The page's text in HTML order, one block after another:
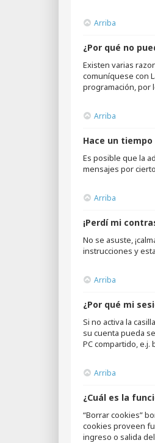
Arriba
¿Por qué no
Existen varias
comuníquese con
programación, por
Arriba
Hace un
Es posible que la
mensajes por
Arriba
¡Perdí mi
No se asuste,
instrucciones y
Arriba
¿Por qué mi
Si no activa la casilla
su cuenta pueda
PC compartido,
Arriba
¿Cuál es la
“Borrar cookies”
cookies proveen
ingreso o salida